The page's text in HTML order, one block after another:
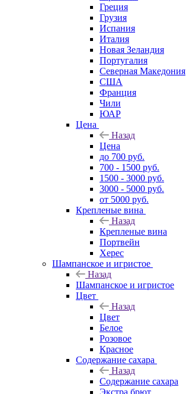
Греция
Грузия
Испания
Италия
Новая Зеландия
Португалия
Северная Македония
США
Франция
Чили
ЮАР
Цена
Назад
Цена
до 700 руб.
700 - 1500 руб.
1500 - 3000 руб.
3000 - 5000 руб.
от 5000 руб.
Крепленые вина
Назад
Крепленые вина
Портвейн
Херес
Шампанское и игристое
Назад
Шампанское и игристое
Цвет
Назад
Цвет
Белое
Розовое
Красное
Содержание сахара
Назад
Содержание сахара
Экстра брют